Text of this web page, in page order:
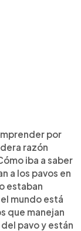
por
razón
iba a saber
a los pavos en
estaban
mundo está
que manejan
pavo y están